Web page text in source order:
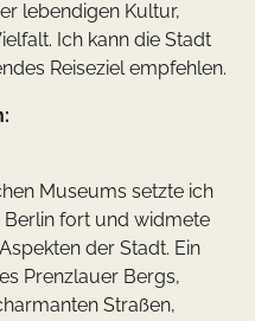
lebendigen Kultur,
Ich kann die Stadt
Reiseziel empfehlen.
Museums setzte ich
fort und widmete
der Stadt. Ein
Prenzlauer Bergs,
Straßen,